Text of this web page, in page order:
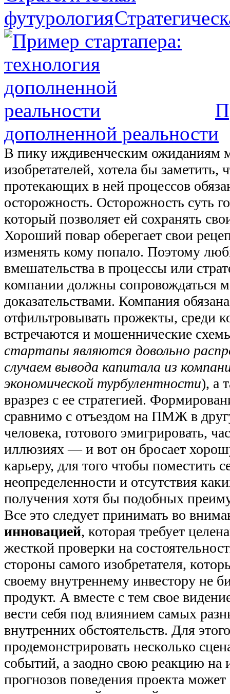
дополненной реальности
В пику иждивенческим ожиданиям
изобретателей, хотела бы заметить,
протекающих в ней процессов
осторожность. Осторожность суть
который позволяет ей сохранять
Хороший повар оберегает свои
изменять кому попало. Поэтому
вмешательства в процессы или
компании должны сопровождаться
доказательствами. Компания
отфильтровывать прожекты, среди
встречаются и мошеннические
стартапы являются довольно
случаем вывода капитала из
экономической турбулентности), а
вразрез с ее стратегией.
сравнимо с отъездом на ПМЖ в
человека, готового эмигрировать,
иллюзиях — и вот он бросает
карьеру, для того чтобы поместить
неопределенности и отсутствия
получения хотя бы подобных
Все это следует принимать во
инновацией, которая требует
жесткой проверки на
стороны самого изобретателя,
своему внутреннему инвестору не
продукт. А вместе с тем свое
вести себя под влиянием самых
внутренних обстоятельств. Для
продемонстрировать несколько
событий, а заодно свою реакцию на
прогнозов поведения проекта